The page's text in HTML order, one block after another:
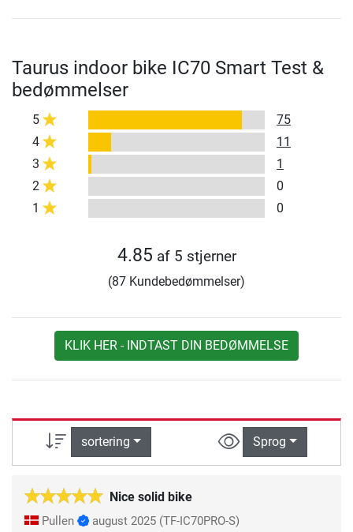
Taurus indoor bike IC70 Smart Test &
bedømmelser
5
75
4
11
3
1
2
0
1
0
4.85 af 5 stjerner
(87 Kundebedømmelser)
KLIK HER - INDTAST DIN BEDØMMELSE
sortering Sprog
Nice solid bike
Pullen august 2025 (TF-IC70PRO-S)